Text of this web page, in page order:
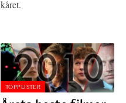
kåret.
TOPPLISTER